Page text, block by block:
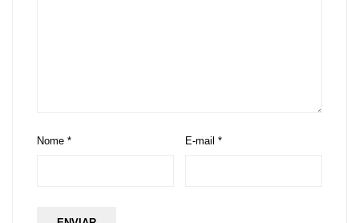
Nome * E-mail*